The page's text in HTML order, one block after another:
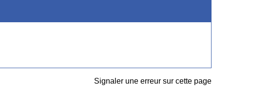
Signaler une erreur sur cette page